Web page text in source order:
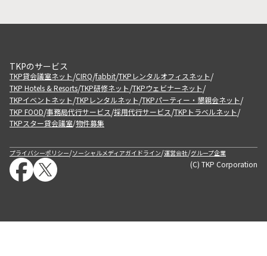
TKPのサービス
TKP貸会議室ネット/CIRQ/fabbit/TKPレンタルオフィスネット/
TKP Hotels & Resorts/TKP研修ネット/TKPウェビナーネット/
TKPイベントネット/TKPレンタルネット/TKPパーティー・懇親会ネット/
TKP FOOD/事務局代行サービス/採用代行サービス/TKPトラベルネット/
TKPスター貸会議室/物件募集
プライバシーポリシー/ソーシャルメディアガイドライン/運営会社/グループ企業
(C) TKP Corporation